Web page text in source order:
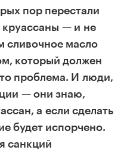
пор перестали
круассаны — и не
сливочное масло
который должен
проблема. И люди,
— они знаю,
а если сделать
будет испорчено.
санкций